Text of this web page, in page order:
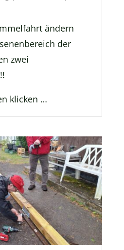
ändern
der
zwei
klicken …